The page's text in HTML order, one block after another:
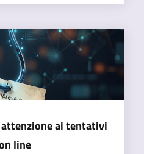
ai tentativi
line